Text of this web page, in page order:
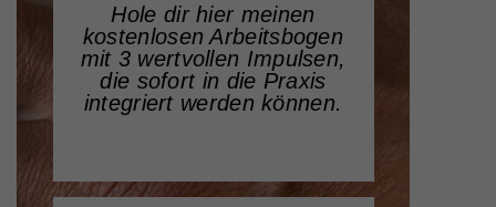
Hole dir hier meinen
kostenlosen Arbeitsbogen
mit 3 wertvollen Impulsen,
die sofort in die Praxis
integriert werden können.